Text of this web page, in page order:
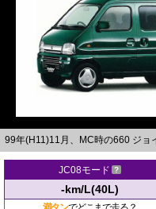
99年(H11)11月、MC時の660 ジョ
JC08モード
-km/L(40L)